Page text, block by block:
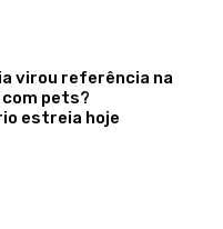
virou referência na
pets?
estreia hoje